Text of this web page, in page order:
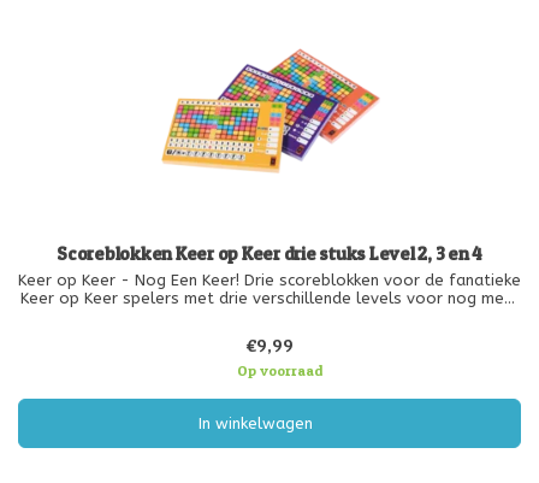
Scoreblokken Keer op Keer drie stuks Level 2, 3 en 4
Keer op Keer - Nog Een Keer! Drie scoreblokken voor de fanatieke
Keer op Keer spelers met drie verschillende levels voor nog meer
€9,99
Op voorraad
In winkelwagen